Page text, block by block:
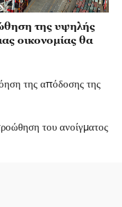
της υψηλής
οικονομίας θα
της απόδοσης της
του ανοίγματος